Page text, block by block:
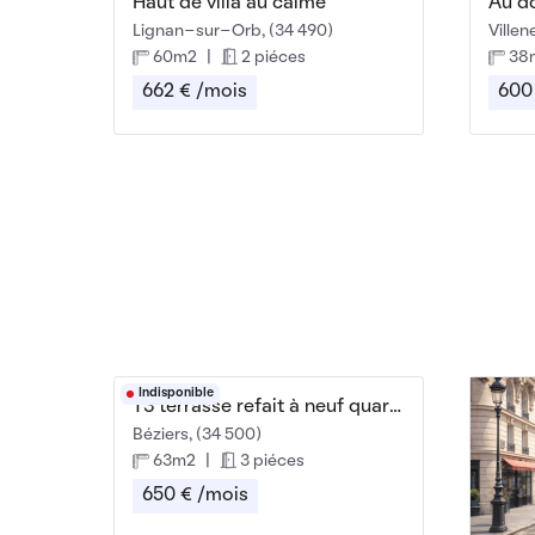
Haut de villa au calme
Lignan-sur-Orb, (34 490)
60m2
2 piéces
662 € /mois
Au
Indisponible
T3 terrasse refait à neuf quartier Centre Halles
Béziers, (34 500)
63m2
3 piéces
650 € /mois